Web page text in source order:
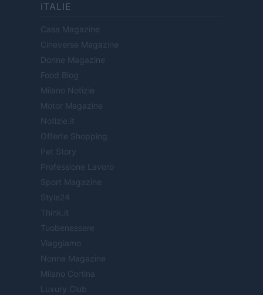
ITALIE
Casa Magazine
Cineverse Magazine
Donne Magazine
Food Blog
Milano Notizie
Motor Magazine
Notizie.it
Offerte Shopping
Pet Story
Professione Lavoro
Sport Magazine
Style24
Think.it
Tuobenessere
Viaggiamo
Nonne Magazine
Milano Cortina
Luxury Club